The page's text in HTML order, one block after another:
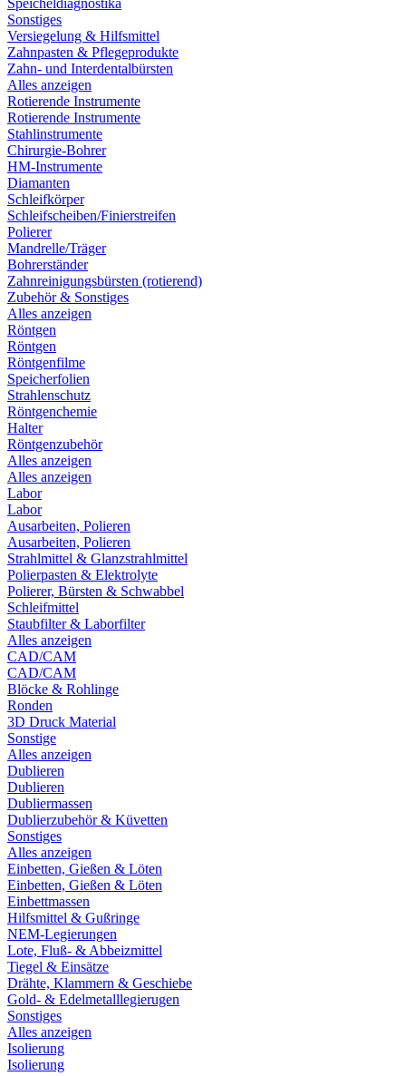
Speicheldiagnostika
Sonstiges
Versiegelung & Hilfsmittel
Zahnpasten & Pflegeprodukte
Zahn- und Interdentalbürsten
Alles anzeigen
Rotierende Instrumente
Rotierende Instrumente
Stahlinstrumente
Chirurgie-Bohrer
HM-Instrumente
Diamanten
Schleifkörper
Schleifscheiben/Finierstreifen
Polierer
Mandrelle/Träger
Bohrerständer
Zahnreinigungsbürsten (rotierend)
Zubehör & Sonstiges
Alles anzeigen
Röntgen
Röntgen
Röntgenfilme
Speicherfolien
Strahlenschutz
Röntgenchemie
Halter
Röntgenzubehör
Alles anzeigen
Alles anzeigen
Labor
Labor
Ausarbeiten, Polieren
Ausarbeiten, Polieren
Strahlmittel & Glanzstrahlmittel
Polierpasten & Elektrolyte
Polierer, Bürsten & Schwabbel
Schleifmittel
Staubfilter & Laborfilter
Alles anzeigen
CAD/CAM
CAD/CAM
Blöcke & Rohlinge
Ronden
3D Druck Material
Sonstige
Alles anzeigen
Dublieren
Dublieren
Dubliermassen
Dublierzubehör & Küvetten
Sonstiges
Alles anzeigen
Einbetten, Gießen & Löten
Einbetten, Gießen & Löten
Einbettmassen
Hilfsmittel & Gußringe
NEM-Legierungen
Lote, Fluß- & Abbeizmittel
Tiegel & Einsätze
Drähte, Klammern & Geschiebe
Gold- & Edelmetalllegierugen
Sonstiges
Alles anzeigen
Isolierung
Isolierung